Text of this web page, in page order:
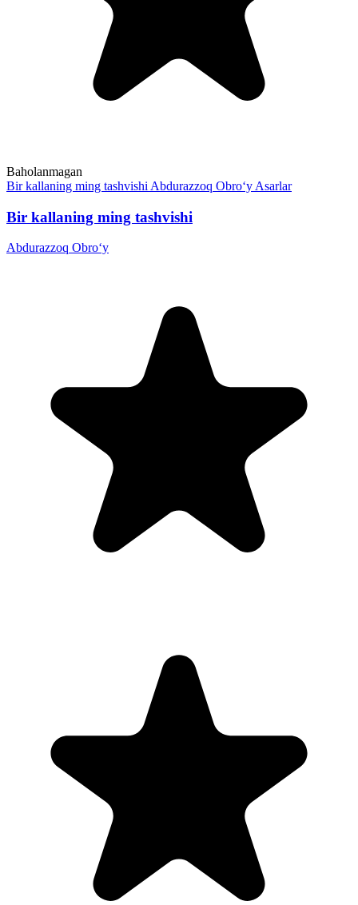
Baholanmagan
Bir kallaning ming tashvishi Abdurazzoq Obro‘y Asarlar
Bir kallaning ming tashvishi
Abdurazzoq Obro‘y